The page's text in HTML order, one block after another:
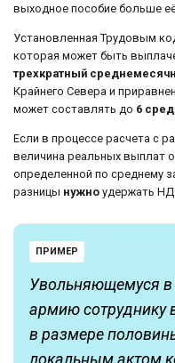
выходное пособие больше
Установленная Трудовым
которая может быть
трехкратный
Крайнего Севера и
может составлять до 6
Если в процессе расчета с
величина реальных выплат
определенной по среднему
разницы нужно удержать
ПРИМЕР
Увольняющемуся
армию сотруднику
в размере
локальным актом